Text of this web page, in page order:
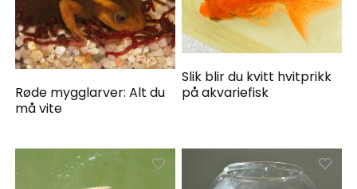
Røde mygglarver: Alt du
må vite
Slik blir du kvitt hvitprikk
på akvariefisk